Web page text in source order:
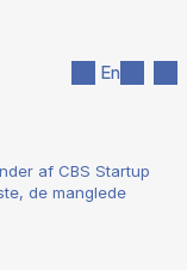
En
af CBS Startup
de manglede